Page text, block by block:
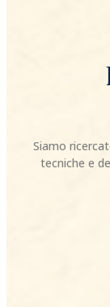
Siamo
tecniche e